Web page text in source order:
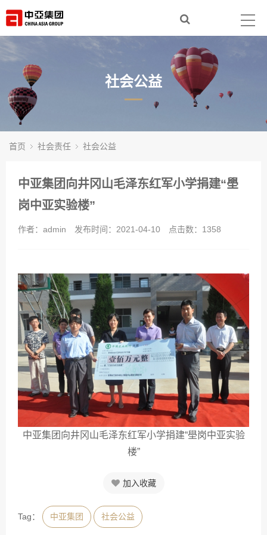
集团产业
新闻动态
社会公益
首页 社会责任 社会公益
中亚集团向井冈山毛泽东红军小学捐建“壆
岗中亚实验楼”
作者：admin 发布时间：2021-04-10 点击数： 1358
中亚集团向井冈山毛泽东红军小学捐建“壆岗中亚实验
楼”
加入收藏
Tag： 中亚集团 社会公益